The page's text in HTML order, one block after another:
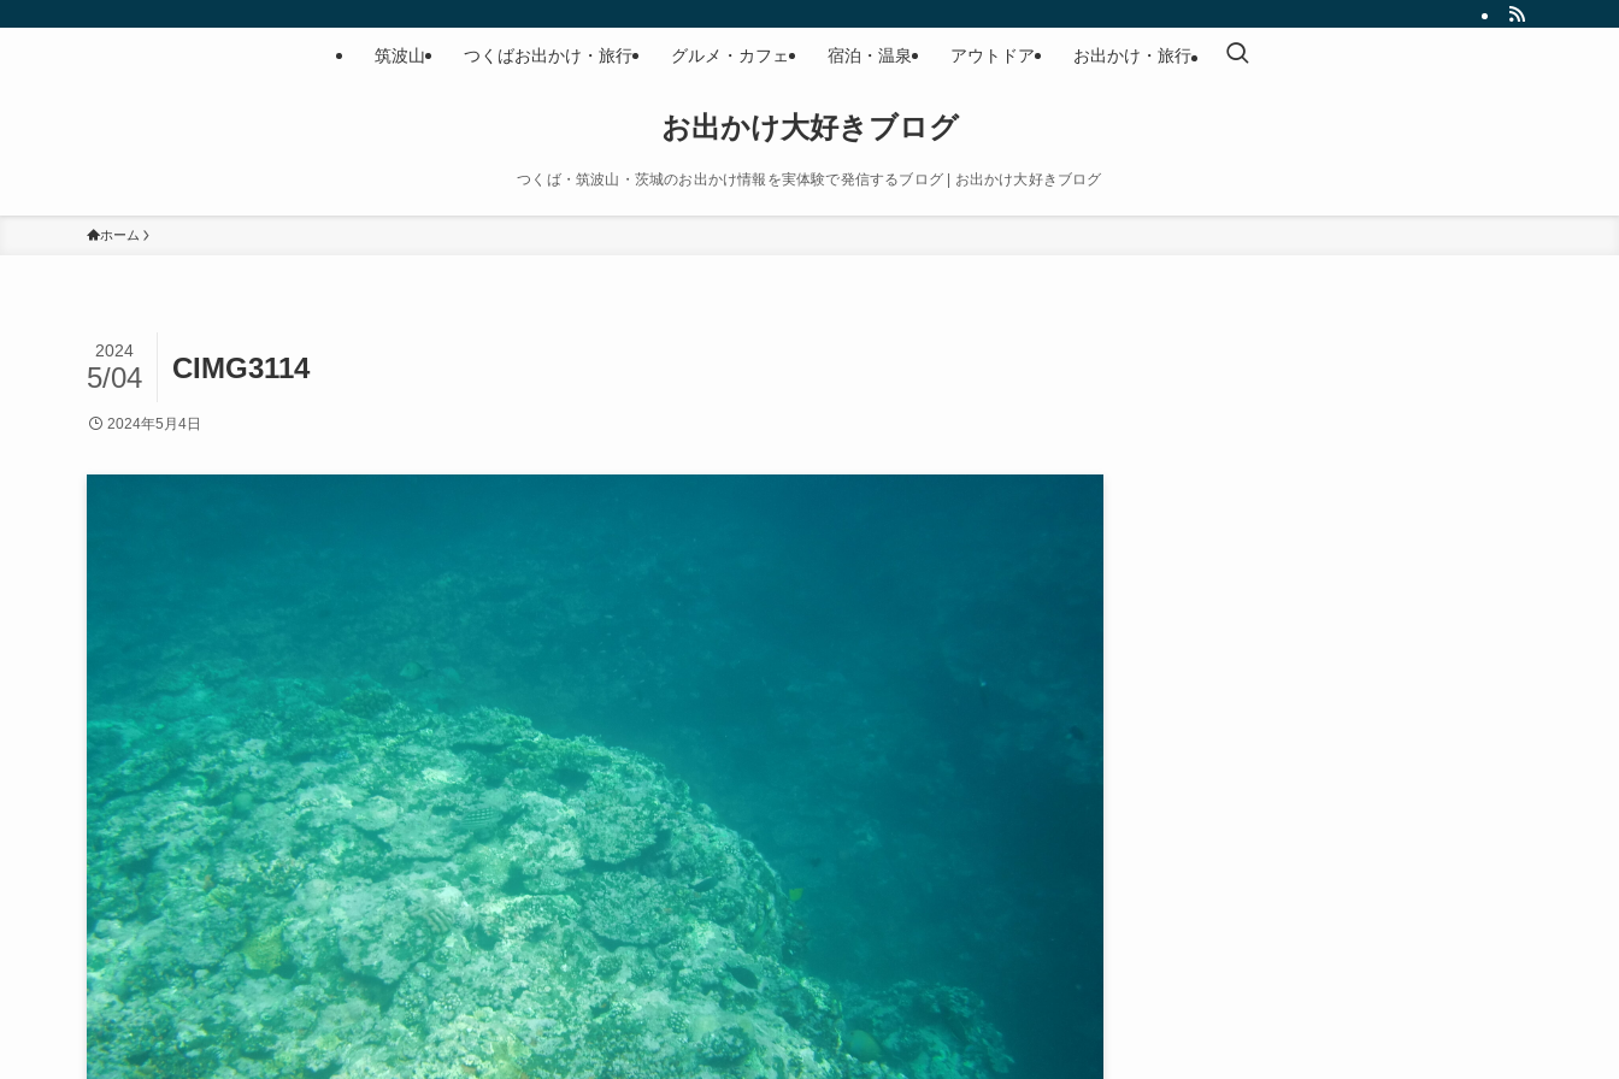
お出かけ大好きブログ
つくば・筑波山・茨城のお出かけ情報を実体験で発信するブログ | お出かけ大好きブログ
筑波山 つくばお出かけ・旅行 グルメ・カフェ 宿泊・温泉 アウトドア お出かけ・旅行
ホーム
CIMG3114
2024
5/04
2024年5月4日